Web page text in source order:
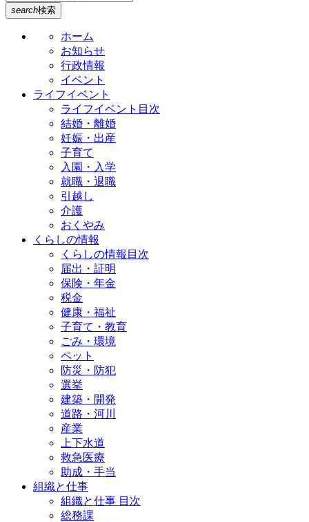
search検索
ホーム
お知らせ
行政情報
イベント
ライフイベント
ライフイベント目次
結婚・離婚
妊娠・出産
子育て
入園・入学
就職・退職
引越し
介護
おくやみ
くらしの情報
くらしの情報目次
届出・証明
保険・年金
税金
健康・福祉
子育て・教育
ごみ・環境
ペット
防災・防犯
選挙
建築・開発
道路・河川
産業
上下水道
救急医療
助成・手当
組織と仕事
組織と仕事 目次
総務課